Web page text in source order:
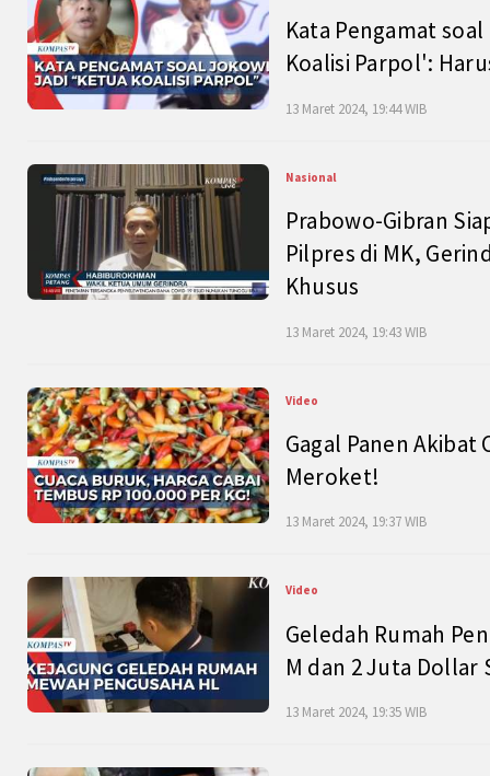
Kata Pengamat
Koalisi Parpol':
13 Maret 2024, 19:44 WIB
Nasional
Prabowo-Gibran
Pilpres di MK,
Khusus
13 Maret 2024, 19:43 WIB
Video
Gagal Panen Akibat
Meroket!
13 Maret 2024, 19:37 WIB
Video
Geledah Rumah
M dan 2 Juta Dollar
13 Maret 2024, 19:35 WIB